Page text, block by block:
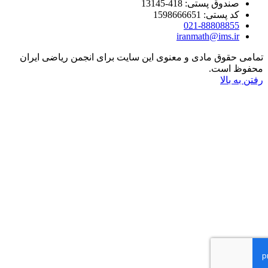
صندوق پستی: 418-13145
کد پستی: 1598666651
021-88808855
iranmath@ims.ir
حقوق مادی و معنوی این سایت برای انجمن ریاضی ایران
است.
به بالا